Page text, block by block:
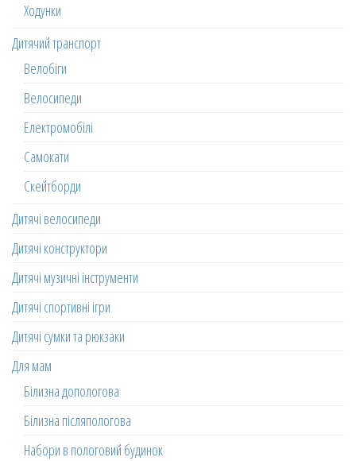
Ходунки
Дитячий транспорт
Велобіги
Велосипеди
Електромобілі
Самокати
Скейтборди
Дитячі велосипеди
Дитячі конструктори
Дитячі музичні інструменти
Дитячі спортивні ігри
Дитячі сумки та рюкзаки
Для мам
Білизна допологова
Білизна післяпологова
Набори в пологовий будинок